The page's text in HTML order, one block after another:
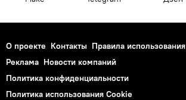
О проекте Контакты Правила использования
Реклама Новости компаний
Политика конфиденциальности
Политика использования Cookie